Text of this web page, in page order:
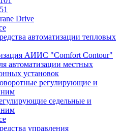
Drive
автоматизации тепловых
АИИС "Comfort Contour"
автоматизации местных
установок
регулирующие и
седельные и
управления